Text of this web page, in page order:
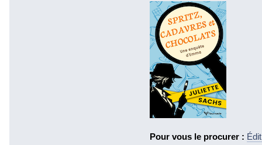
Pour vous le procurer :